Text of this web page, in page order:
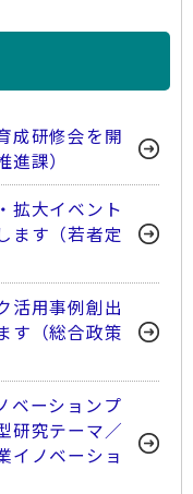
成研修会を開
課）
拡大イベント
ます（若者定
活用事例創出
す（総合政策
ベーションプ
研究テーマ／
イノベーショ